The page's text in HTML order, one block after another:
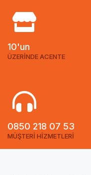
10'un
ÜZERİNDE ACENTE
0850 218 07 53
MÜŞTERİ HİZMETLERİ